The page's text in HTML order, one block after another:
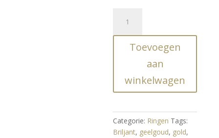
gouden
ring
ioliet
mt
aantal
Toevoegen
aan
winkelwagen
Categorie: Ringen Tags:
Briljant, geelgoud, gold,